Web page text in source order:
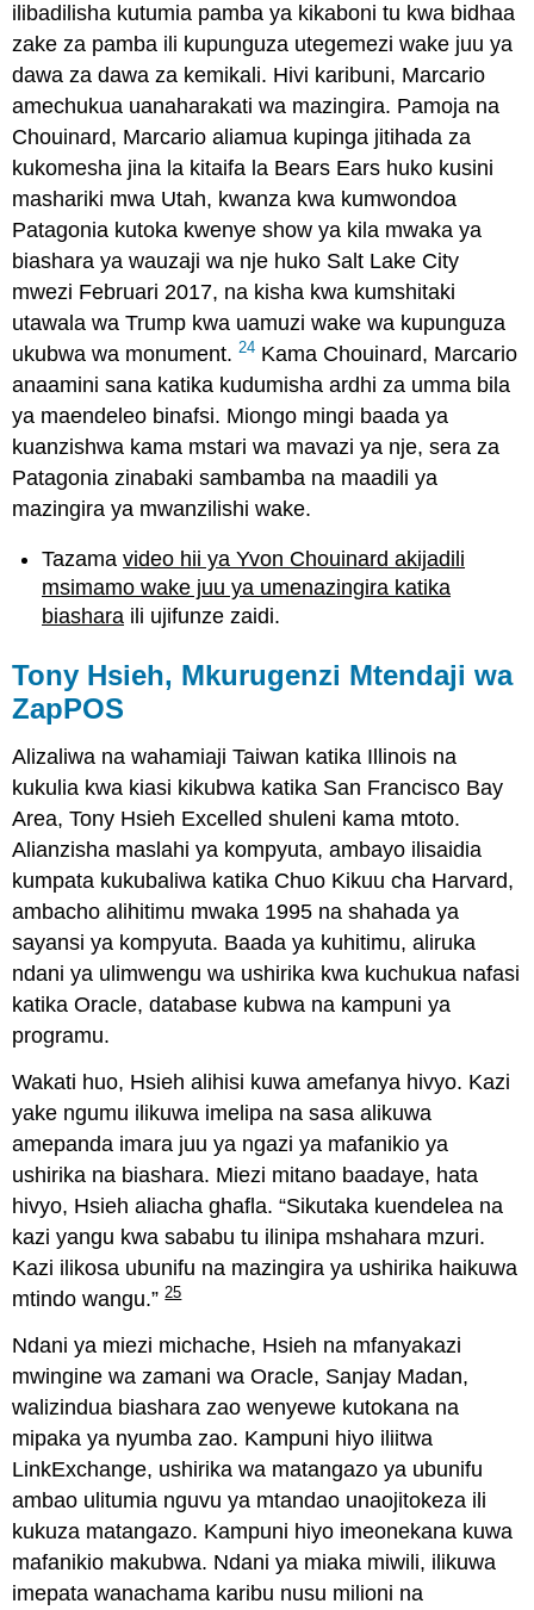
ilibadilisha kutumia pamba ya kikaboni tu kwa bidhaa
zake za pamba ili kupunguza utegemezi wake juu ya
dawa za dawa za kemikali. Hivi karibuni, Marcario
amechukua uanaharakati wa mazingira. Pamoja na
Chouinard, Marcario aliamua kupinga jitihada za
kukomesha jina la kitaifa la Bears Ears huko kusini
mashariki mwa Utah, kwanza kwa kumwondoa
Patagonia kutoka kwenye show ya kila mwaka ya
biashara ya wauzaji wa nje huko Salt Lake City
mwezi Februari 2017, na kisha kwa kumshitaki
utawala wa Trump kwa uamuzi wake wa kupunguza
ukubwa wa monument.24 Kama Chouinard, Marcario
anaamini sana katika kudumisha ardhi za umma bila
ya maendeleo binafsi. Miongo mingi baada ya
kuanzishwa kama mstari wa mavazi ya nje, sera za
Patagonia zinabaki sambamba na maadili ya
mazingira ya mwanzilishi wake.
Tazamavideo hii ya Yvon Chouinard akijadili
msimamo wake juu ya umenazingira katika
biashara ili ujifunze zaidi.
Tony Hsieh, Mkurugenzi Mtendaji wa
ZapPOS
Alizaliwa na wahamiaji Taiwan katika Illinois na
kukulia kwa kiasi kikubwa katika San Francisco Bay
Area, Tony Hsieh Excelled shuleni kama mtoto.
Alianzisha maslahi ya kompyuta, ambayo ilisaidia
kumpata kukubaliwa katika Chuo Kikuu cha Harvard,
ambacho alihitimu mwaka 1995 na shahada ya
sayansi ya kompyuta. Baada ya kuhitimu, aliruka
ndani ya ulimwengu wa ushirika kwa kuchukua nafasi
katika Oracle, database kubwa na kampuni ya
programu.
Wakati huo, Hsieh alihisi kuwa amefanya hivyo. Kazi
yake ngumu ilikuwa imelipa na sasa alikuwa
amepanda imara juu ya ngazi ya mafanikio ya
ushirika na biashara. Miezi mitano baadaye, hata
hivyo, Hsieh aliacha ghafla. “Sikutaka kuendelea na
kazi yangu kwa sababu tu ilinipa mshahara mzuri.
Kazi ilikosa ubunifu na mazingira ya ushirika haikuwa
mtindo wangu.”25
Ndani ya miezi michache, Hsieh na mfanyakazi
mwingine wa zamani wa Oracle, Sanjay Madan,
walizindua biashara zao wenyewe kutokana na
mipaka ya nyumba zao. Kampuni hiyo iliitwa
LinkExchange, ushirika wa matangazo ya ubunifu
ambao ulitumia nguvu ya mtandao unaojitokeza ili
kukuza matangazo. Kampuni hiyo imeonekana kuwa
mafanikio makubwa. Ndani ya miaka miwili, ilikuwa
imepata wanachama karibu nusu milioni na